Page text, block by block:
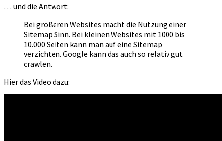
… und die Antwort:
Bei größeren Websites macht die Nutzung einer
Sitemap Sinn. Bei kleinen Websites mit 1000 bis
10.000 Seiten kann man auf eine Sitemap
verzichten. Google kann das auch so relativ gut
crawlen.
Hier das Video dazu: